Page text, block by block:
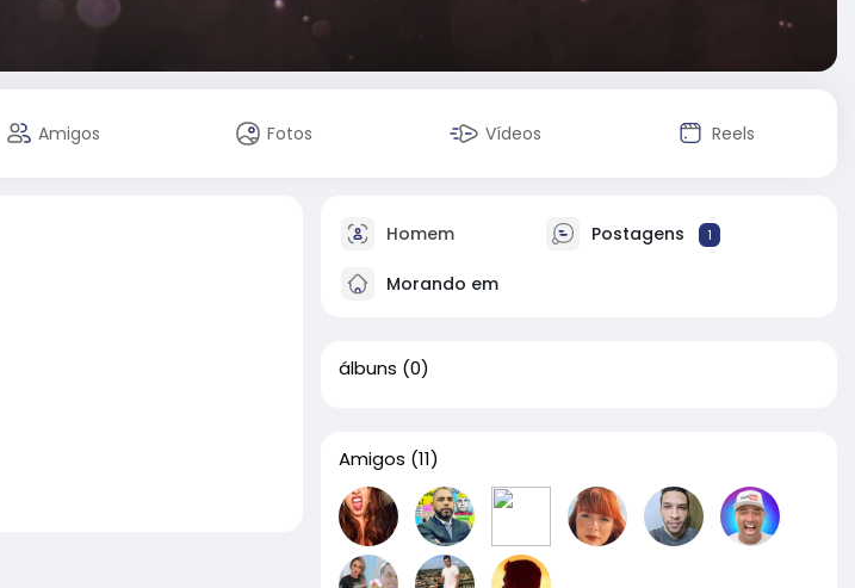
Amigos Fotos Vídeos Reels
Homem Postagens 1
Morando em
álbuns (0)
Amigos (11)